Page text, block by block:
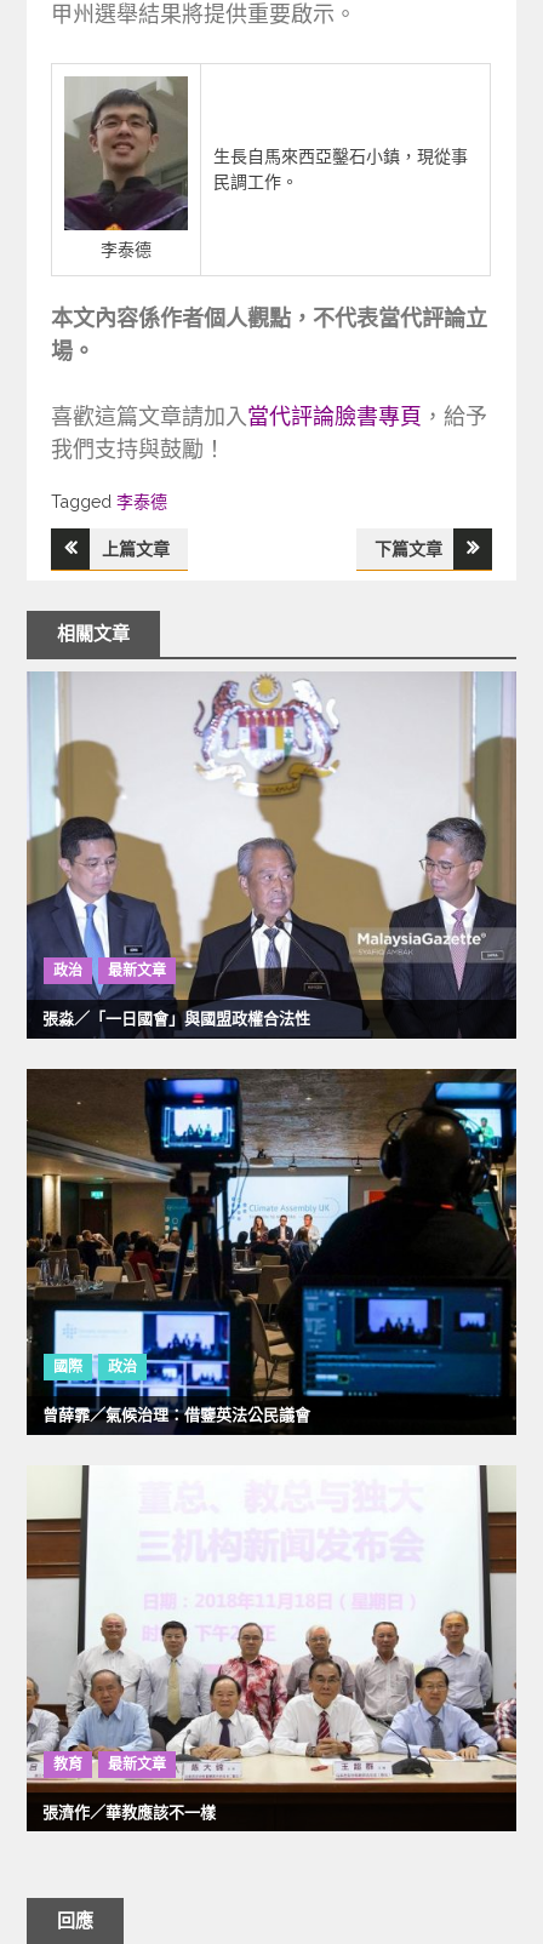
甲州選舉結果將提供重要啟示。
李泰德
生長自馬來西亞鑿石小鎮，現從事
民調工作。
本文內容係作者個人觀點，不代表當代評論立
場。
喜歡這篇文章請加入當代評論臉書專頁 ，給予
我們支持與鼓勵！
Tagged
Tagged李泰德
文
章
覽
上篇文章 下篇文章
相關文章
政治 最新文章
張淼／「一日國會」與國盟政權合法性
國際 政治
曾薛霏／氣候治理：借鑒英法公民議會
教育 最新文章
張濟作／華教應該不一樣
回應